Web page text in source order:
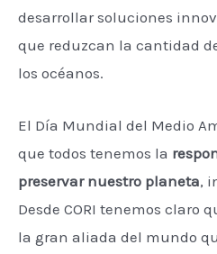
desarrollar soluciones
que reduzcan la cantidad
los océanos.
El Día Mundial del Medio
que todos tenemos la
preservar nuestro planeta,
Desde CORI tenemos claro
la gran aliada del mundo